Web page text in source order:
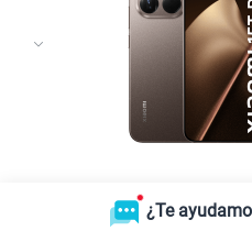
¿Te